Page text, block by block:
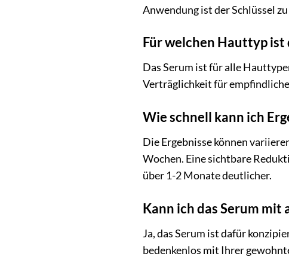
Anwendung ist der Schlüssel
Für welchen Hauttyp ist
Das Serum ist für alle
Verträglichkeit für
Wie schnell kann ich
Die Ergebnisse können
Wochen. Eine sichtbare
über 1-2 Monate deutlicher.
Kann ich das Serum
Ja, das Serum ist dafür
bedenkenlos mit Ihrer